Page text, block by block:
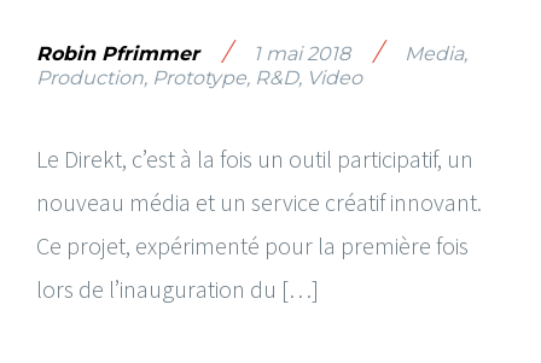
Robin Pfrimmer / 1 mai 2018 / Media,
Production, Prototype, R&D, Video
Le Direkt, c’est à la fois un outil participatif, un
nouveau média et un service créatif innovant.
Ce projet, expérimenté pour la première fois
lors de l’inauguration du […]